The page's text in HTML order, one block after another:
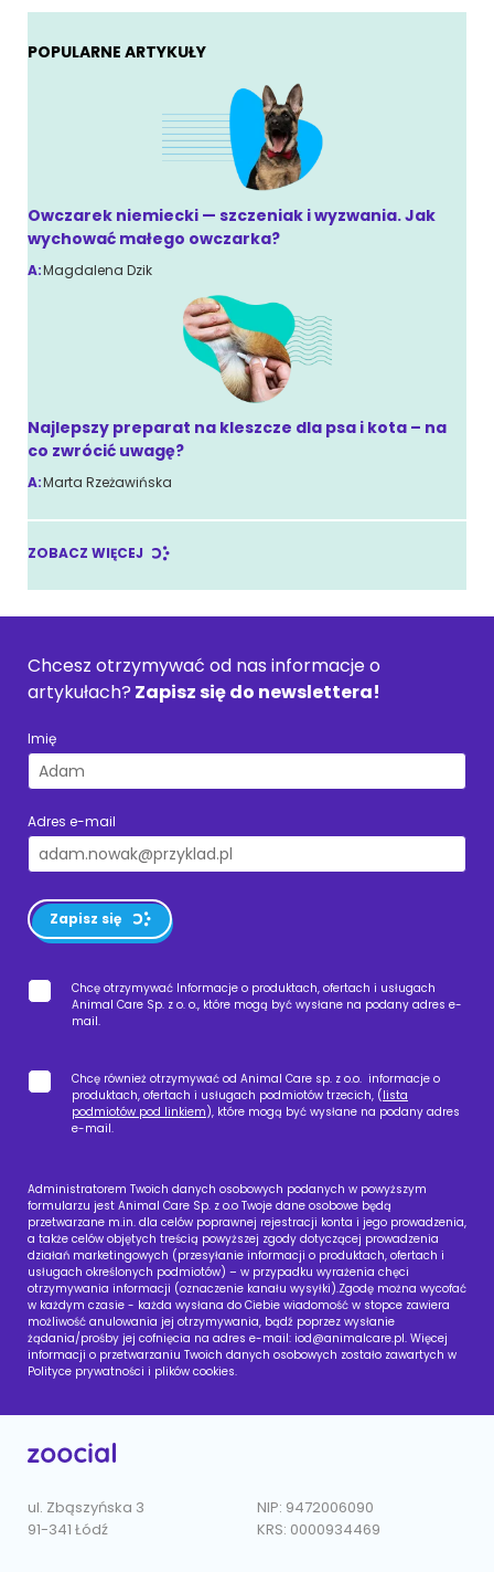
POPULARNE ARTYKUŁY
Owczarek niemiecki — szczeniak i wyzwania. Jak
wychować małego owczarka?
A:Magdalena Dzik
Najlepszy preparat na kleszcze dla psa i kota – na
co zwrócić uwagę?
A:Marta Rzeżawińska
ZOBACZ WIĘCEJ
Chcesz otrzymywać od nas informacje o
artykułach? Zapisz się do newslettera!
Imię
Adres e-mail
Zapisz się
Chcę otrzymywać Informacje o produktach, ofertach i usługach
Animal Care Sp. z o. o., które mogą być wysłane na podany adres e-
mail.
Chcę również otrzymywać od Animal Care sp. z o.o. informacje o
produktach, ofertach i usługach podmiotów trzecich, (lista
podmiotów pod linkiem), które mogą być wysłane na podany adres
e-mail.
Administratorem Twoich danych osobowych podanych w powyższym
formularzu jest Animal Care Sp. z o.o Twoje dane osobowe będą
przetwarzane m.in. dla celów poprawnej rejestracji konta i jego prowadzenia,
a także celów objętych treścią powyższej zgody dotyczącej prowadzenia
działań marketingowych (przesyłanie informacji o produktach, ofertach i
usługach określonych podmiotów) – w przypadku wyrażenia chęci
otrzymywania informacji (oznaczenie kanału wysyłki).Zgodę można wycofać
w każdym czasie - każda wysłana do Ciebie wiadomość w stopce zawiera
możliwość anulowania jej otrzymywania, bądź poprzez wysłanie
żądania/prośby jej cofnięcia na adres e-mail: iod@animalcare.pl. Więcej
informacji o przetwarzaniu Twoich danych osobowych zostało zawartych w
Polityce prywatności i plików cookies.
ul. Zbąszyńska 3
91-341 Łódź
NIP: 9472006090
KRS: 0000934469